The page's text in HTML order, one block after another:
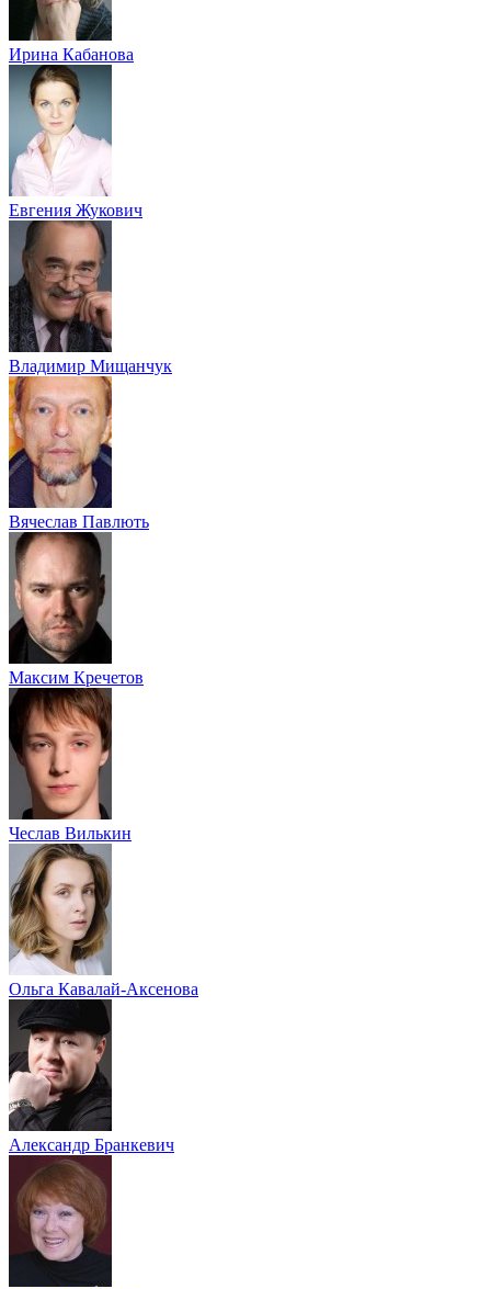
Ирина Кабанова
Евгения Жукович
Владимир Мищанчук
Вячеслав Павлють
Максим Кречетов
Чеслав Вилькин
Ольга Кавалай-Аксенова
Александр Бранкевич